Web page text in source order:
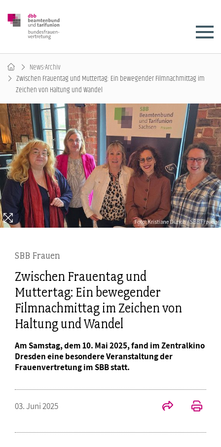
News-Archiv
Zwischen Frauentag und Muttertag: Ein bewegender Filmnachmittag im
Zeichen von Haltung und Wandel
SBB Frauen
Zwischen Frauentag und
Muttertag: Ein bewegender
Filmnachmittag im Zeichen von
Haltung und Wandel
Am Samstag, dem 10. Mai 2025, fand im Zentralkino
Dresden eine besondere Veranstaltung der
Frauenvertretung im SBB statt.
03. Juni 2025